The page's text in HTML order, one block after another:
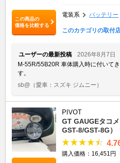
この商品の
価格を比較する
電装系 バッテリー
このカテゴリの取付
ユーザーの最新投稿
2026年8月7日
M-55R/55B20R 車体購入時に付いて
す。
sb@ （愛車：スズキ ジムニー）
PIVOT
GT GAUGEタコ
GST-8/GST-8G）
購入価格：16,451円